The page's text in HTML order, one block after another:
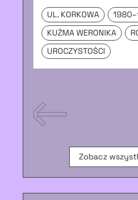
UL. KORKOWA
KUŹMA WERONIKA
UROCZYSTOŚCI
Zobacz